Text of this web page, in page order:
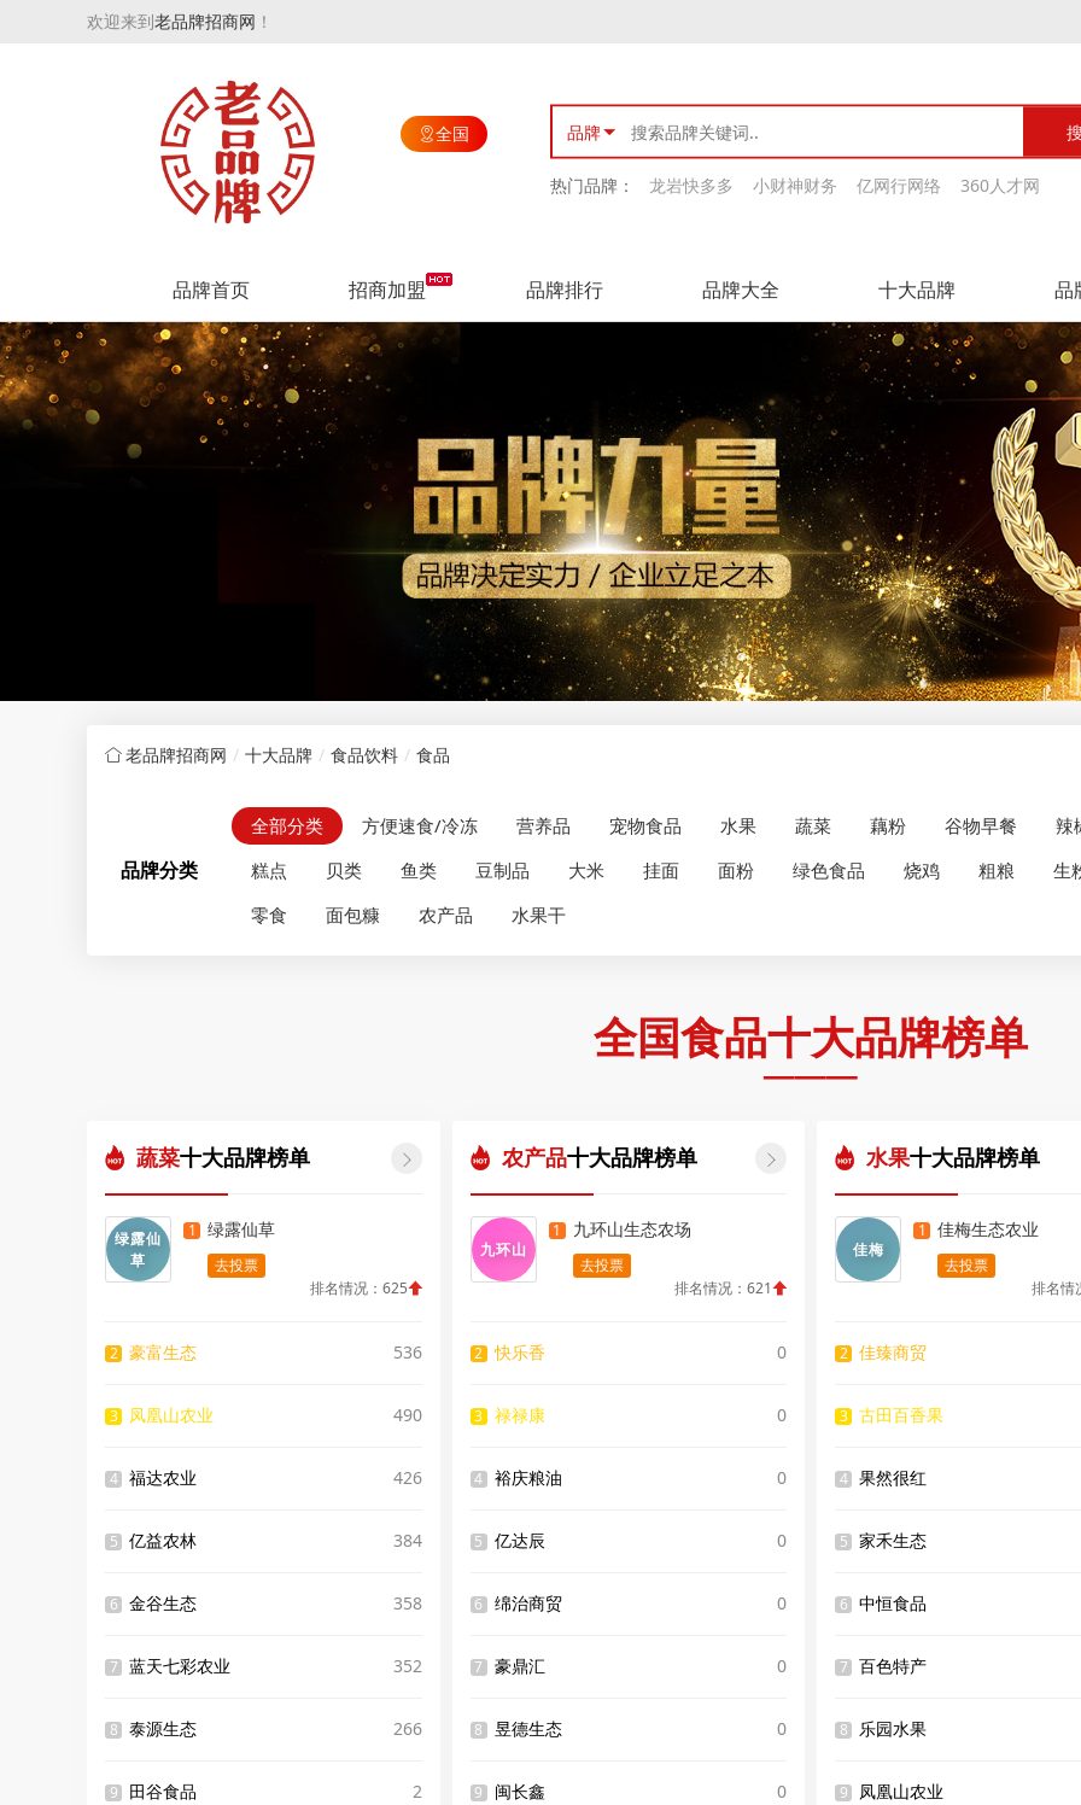
欢迎来到老品牌招商网 ！
全国 品牌
热门品牌： 龙岩快多多 小财神财务 亿网行网络 360人才网
品牌首页 招商加盟 品牌排行 品牌大全 十大品牌 品
老品牌招商网 十大品牌 食品饮料 食品
品牌分类
全部分类 方便速食/冷冻 营养品 宠物食品 水果 蔬菜 藕粉 谷物早餐
辣
糕点
贝类 鱼类 豆制品 大米 挂面 面粉 绿色食品 烧鸡 粗粮
生
零食
面包糠 农产品 水果干
全国食品十大品牌榜单
蔬菜十大品牌榜单 
绿露仙
草
1 绿露仙草
去投票
排名情况：625
2 豪富生态 536
3 凤凰山农业 490
4 福达农业 426
5 亿益农林 384
6 金谷生态 358
7 蓝天七彩农业 352
8 泰源生态 266
9 田谷食品 2
农产品十大品牌榜单 
九环山
1 九环山生态农场
去投票
排名情况：621
2 快乐香 0
3 禄禄康 0
4 裕庆粮油 0
5 亿达辰 0
6 绵治商贸 0
7 豪鼎汇 0
8 昱德生态 0
9 闽长鑫 0
水果十大品牌榜单
佳梅
1 佳梅生态农业
去投票
排名情
2 佳臻商贸
3 古田百香果
4 果然很红
5 家禾生态
6 中恒食品
7 百色特产
8 乐园水果
9 凤凰山农业